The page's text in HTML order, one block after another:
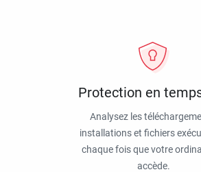
Protection en
Analysez les
installations et fichiers
chaque fois que votre
accède.